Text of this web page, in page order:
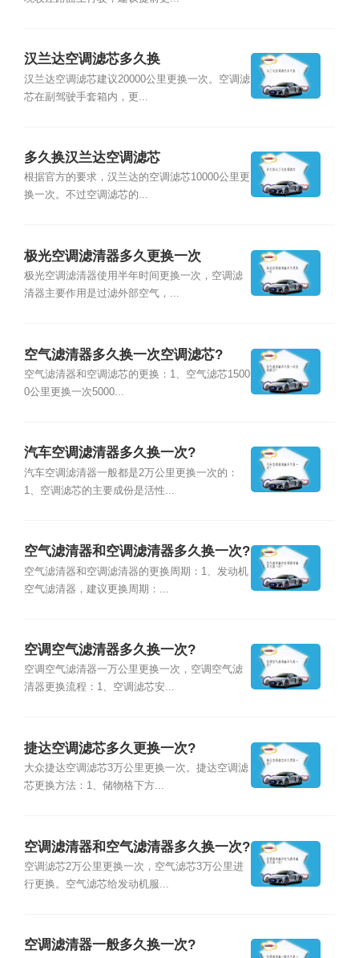
汉兰达空调滤芯多久换
汉兰达空调滤芯建议20000公里更换一次。空调滤
芯在副驾驶手套箱内，更...
多久换汉兰达空调滤芯
根据官方的要求，汉兰达的空调滤芯10000公里更
换一次。不过空调滤芯的...
极光空调滤清器多久更换一次
极光空调滤清器使用半年时间更换一次，空调滤
清器主要作用是过滤外部空气，...
空气滤清器多久换一次空调滤芯?
空气滤清器和空调滤芯的更换：1、空气滤芯1500
0公里更换一次5000...
汽车空调滤清器多久换一次?
汽车空调滤清器一般都是2万公里更换一次的：
1、空调滤芯的主要成份是活性...
空气滤清器和空调滤清器多久换一次?
空气滤清器和空调滤清器的更换周期：1、发动机
空气滤清器，建议更换周期：...
空调空气滤清器多久换一次?
空调空气滤清器一万公里更换一次，空调空气滤
清器更换流程：1、空调滤芯安...
捷达空调滤芯多久更换一次?
大众捷达空调滤芯3万公里更换一次。捷达空调滤
芯更换方法：1、储物格下方...
空调滤清器和空气滤清器多久换一次?
空调滤芯2万公里更换一次，空气滤芯3万公里进
行更换。空气滤芯给发动机服...
空调滤清器一般多久换一次?